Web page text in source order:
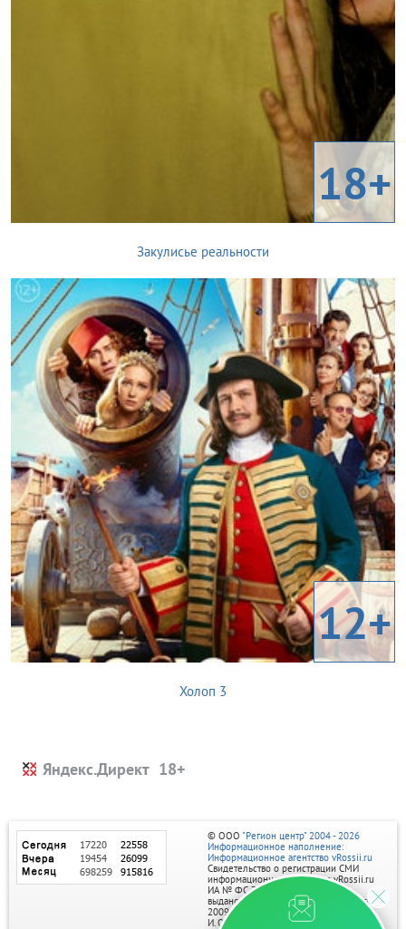
18+
Закулисье реальности
12+
Холоп 3
Яндекс.Директ
© ООО "Регион центр" 2004 - 2026
Информационное наполнение:
Информационное агентство vRossii.ru
Свидетельство о регистрации СМИ
информационного агентства vRossii.ru
ИА № ФС 77‑35502
выдано РОСКОМНАДЗОРом 04 марта
2009г.
И. О. Главного редактора Нарыков А. Н.